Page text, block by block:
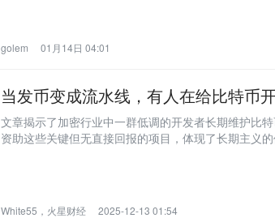
golem 01月14日 04:01
当发币变成流水线，有人在给比特币
文章揭示了加密行业中一群低调的开发者长期维护比
资助这些关键但无直接回报的项目，体现了长期主义的
White55，火星财经 2025-12-13 01:54